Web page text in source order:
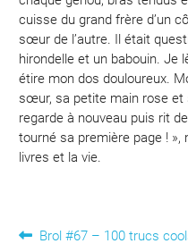
cuisse du grand frère d’un
sœur de l’autre. Il était
hirondelle et un babouin. Je
étire mon dos douloureux.
sœur, sa petite main rose et
regarde à nouveau puis rit
tourné sa première page ! »,
livres et la vie.
Navigation
Article
Brol #67 – 100 trucs